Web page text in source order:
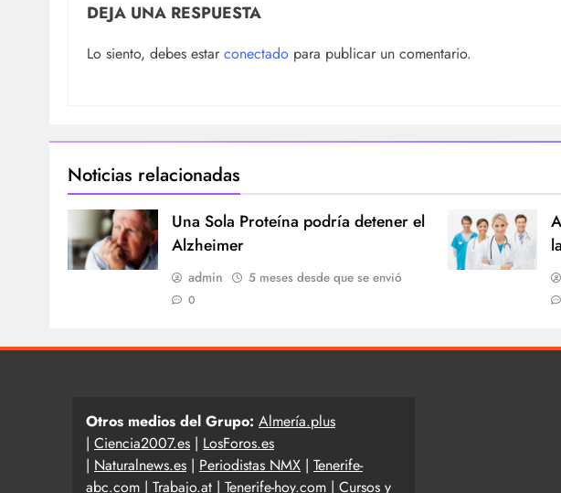
DEJA UNA RESPUESTA
Lo siento, debes estar conectado para publicar un comentario.
Noticias relacionadas
Una Sola Proteína podría detener el
Alzheimer
admin 5 meses desde que se envió
0
Otros medios del Grupo: Almería.plus
| Ciencia2007.es | LosForos.es
| Naturalnews.es | Periodistas NMX | Tenerife-
abc.com | Trabajo.at | Tenerife-hoy.com | Cursos y